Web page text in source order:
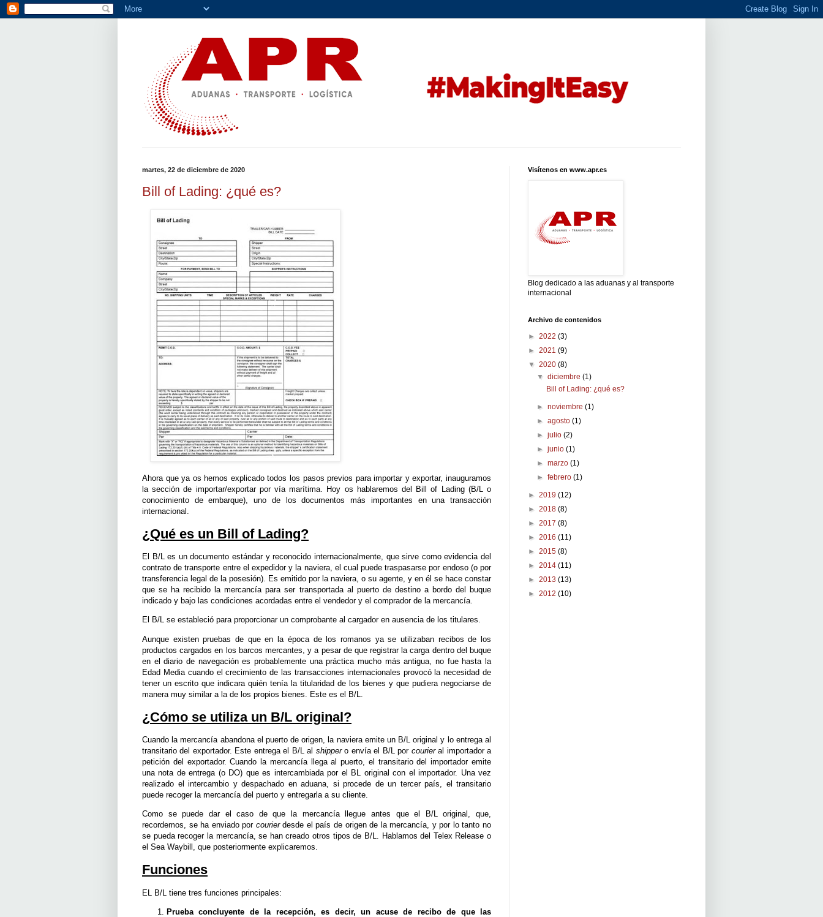
martes, 22 de diciembre de 2020
Bill of Lading: ¿qué es?
Ahora que ya os hemos explicado todos los pasos previos para importar y exportar, inauguramos
la sección de importar/exportar por vía marítima. Hoy os hablaremos del Bill of Lading (B/L o
conocimiento de embarque), uno de los documentos más importantes en una transacción
internacional.
¿Qué es un Bill of Lading?
El B/L es un documento estándar y reconocido internacionalmente, que sirve como evidencia del
contrato de transporte entre el expedidor y la naviera, el cual puede traspasarse por endoso (o por
transferencia legal de la posesión). Es emitido por la naviera, o su agente, y en él se hace constar
que se ha recibido la mercancía para ser transportada al puerto de destino a bordo del buque
indicado y bajo las condiciones acordadas entre el vendedor y el comprador de la mercancía.
El B/L se estableció para proporcionar un comprobante al cargador en ausencia de los titulares.
Aunque existen pruebas de que en la época de los romanos ya se utilizaban recibos de los
productos cargados en los barcos mercantes, y a pesar de que registrar la carga dentro del buque
en el diario de navegación es probablemente una práctica mucho más antigua, no fue hasta la
Edad Media cuando el crecimiento de las transacciones internacionales provocó la necesidad de
tener un escrito que indicara quién tenía la titularidad de los bienes y que pudiera negociarse de
manera muy similar a la de los propios bienes. Este es el B/L.
¿Cómo se utiliza un B/L original?
Cuando la mercancía abandona el puerto de origen, la naviera emite un B/L original y lo entrega al
transitario del exportador. Este entrega el B/L al shippero envía el B/L porcourieral importador a
petición del exportador. Cuando la mercancía llega al puerto, el transitario del importador emite
una nota de entrega (o DO) que es intercambiada por el BL original con el importador. Una vez
realizado el intercambio y despachado en aduana, si procede de un tercer país, el transitario
puede recoger la mercancía del puerto y entregarla a su cliente.
Como se puede dar el caso de que la mercancía llegue antes que el B/L original, que,
recordemos, se ha enviado por courierdesde el país de origen de la mercancía, y por lo tanto no
se pueda recoger la mercancía, se han creado otros tipos de B/L. Hablamos del Telex Release o
el Sea Waybill, que posteriormente explicaremos.
Funciones
EL B/L tiene tres funciones principales:
Prueba concluyente de la recepción, es decir, un acuse de recibo de que las
Visítenos en www.apr.es
Blog dedicado a las aduanas y al transporte
internacional
Archivo de contenidos
► 2022 (3)
► 2021 (9)
▼ 2020 (8)
▼diciembre(1)
Bill of Lading: ¿qué es?
►noviembre(1)
►agosto(1)
►julio(2)
►junio(1)
►marzo(1)
►febrero(1)
► 2019 (12)
► 2018 (8)
► 2017 (8)
► 2016 (11)
► 2015 (8)
► 2014 (11)
► 2013 (13)
► 2012 (10)